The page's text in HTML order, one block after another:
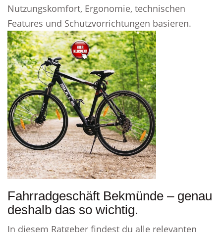
Nutzungskomfort, Ergonomie, technischen
Features und Schutzvorrichtungen basieren.
Fahrradgeschäft Bekmünde – genau
deshalb das so wichtig.
In diesem Ratgeber findest du alle relevanten